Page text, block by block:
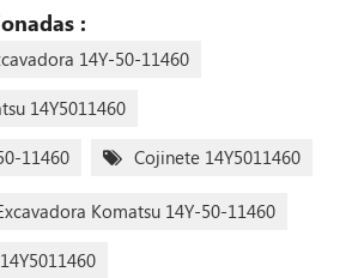
:
14Y-50-11460
14Y5011460
11460 Cojinete 14Y5011460
Komatsu 14Y-50-11460